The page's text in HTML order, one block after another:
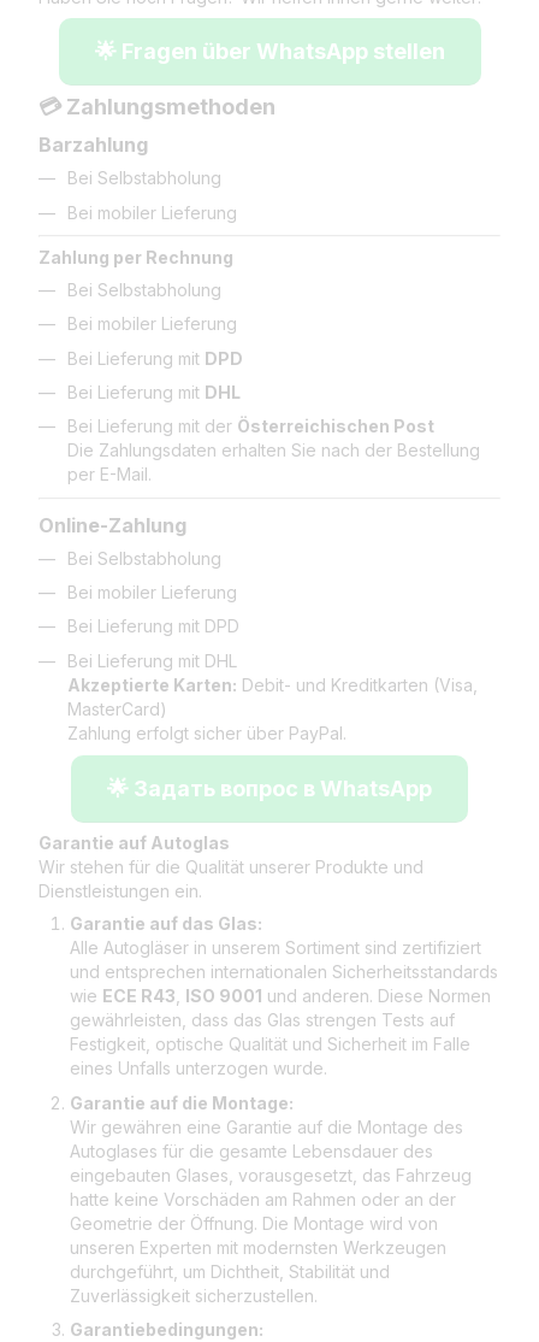
🌟 Fragen über WhatsApp stellen
💳 Zahlungsmethoden
Barzahlung
Bei Selbstabholung
Bei mobiler Lieferung
Zahlung per Rechnung
Bei Selbstabholung
Bei mobiler Lieferung
Bei Lieferung mit DPD
Bei Lieferung mit DHL
Bei Lieferung mit der Österreichischen Post
Die Zahlungsdaten erhalten Sie nach der Bestellung
per E-Mail.
Online-Zahlung
Bei Selbstabholung
Bei mobiler Lieferung
Bei Lieferung mit DPD
Bei Lieferung mit DHL
Akzeptierte Karten: Debit- und Kreditkarten (Visa,
MasterCard)
Zahlung erfolgt sicher über PayPal.
🌟 Задать вопрос в WhatsApp
Garantie auf Autoglas
Wir stehen für die Qualität unserer Produkte und
Dienstleistungen ein.
Garantie auf das Glas:
Alle Autogläser in unserem Sortiment sind zertifiziert
und entsprechen internationalen Sicherheitsstandards
wie ECE R43 ISO 9001 und anderen. Diese Normen
gewährleisten, dass das Glas strengen Tests auf
Festigkeit, optische Qualität und Sicherheit im Falle
eines Unfalls unterzogen wurde.
Garantie auf die Montage:
Wir gewähren eine Garantie auf die Montage des
Autoglases für die gesamte Lebensdauer des
eingebauten Glases, vorausgesetzt, das Fahrzeug
hatte keine Vorschäden am Rahmen oder an der
Geometrie der Öffnung. Die Montage wird von
unseren Experten mit modernsten Werkzeugen
durchgeführt, um Dichtheit, Stabilität und
Zuverlässigkeit sicherzustellen.
Garantiebedingungen: